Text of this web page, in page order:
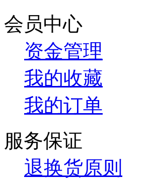
会员中心
资金管理
我的收藏
我的订单
服务保证
退换货原则